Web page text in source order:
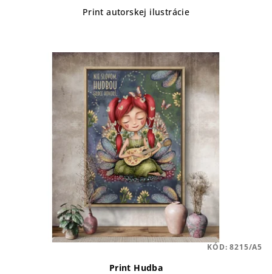
Print autorskej ilustrácie
Print Hudba
KÓD:8215/A5